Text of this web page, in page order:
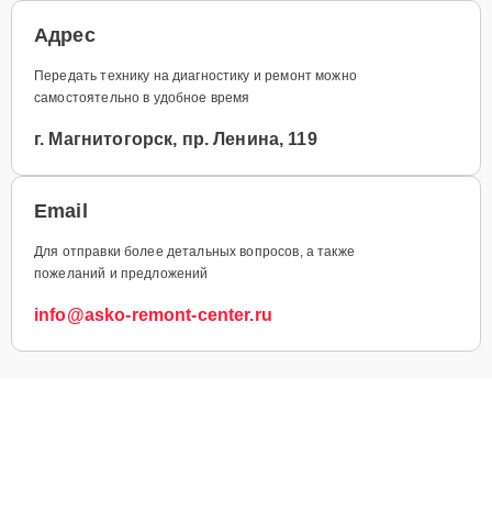
Адрес
Передать технику на диагностику и ремонт можно
самостоятельно в удобное время
г. Магнитогорск, пр. Ленина, 119
Email
Для отправки более детальных вопросов, а также
пожеланий и предложений
info@asko-remont-center.ru